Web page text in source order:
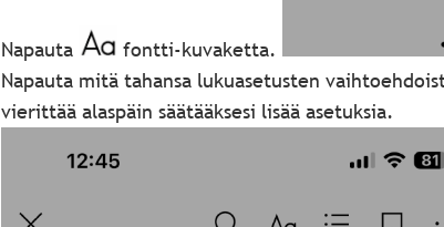
Napauta
fontti-kuvaketta.
Napauta mitä tahansa lukuasetusten
vierittää alaspäin säätääksesi lisää asetuksia.